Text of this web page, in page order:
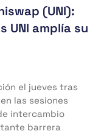
(UNI):
UNI amplía su
el jueves tras
las sesiones
intercambio
barrera